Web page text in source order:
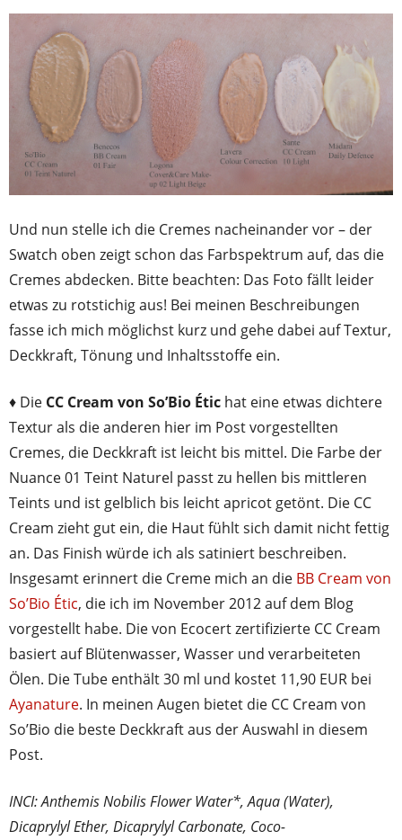
Und nun stelle ich die Cremes nacheinander vor – der
Swatch oben zeigt schon das Farbspektrum auf, das die
Cremes abdecken. Bitte beachten: Das Foto fällt leider
etwas zu rotstichig aus! Bei meinen Beschreibungen
fasse ich mich möglichst kurz und gehe dabei auf Textur,
Deckkraft, Tönung und Inhaltsstoffe ein.
♦ Die CC Cream von So’Bio Étic hat eine etwas dichtere
Textur als die anderen hier im Post vorgestellten
Cremes, die Deckkraft ist leicht bis mittel. Die Farbe der
Nuance 01 Teint Naturel passt zu hellen bis mittleren
Teints und ist gelblich bis leicht apricot getönt. Die CC
Cream zieht gut ein, die Haut fühlt sich damit nicht fettig
an. Das Finish würde ich als satiniert beschreiben.
Insgesamt erinnert die Creme mich an die BB Cream von
So’Bio Étic, die ich im November 2012 auf dem Blog
vorgestellt habe. Die von Ecocert zertifizierte CC Cream
basiert auf Blütenwasser, Wasser und verarbeiteten
Ölen. Die Tube enthält 30 ml und kostet 11,90 EUR bei
Ayanature. In meinen Augen bietet die CC Cream von
So’Bio die beste Deckkraft aus der Auswahl in diesem
Post.
INCI: Anthemis Nobilis Flower Water*, Aqua (Water),
Dicaprylyl Ether, Dicaprylyl Carbonate, Coco-